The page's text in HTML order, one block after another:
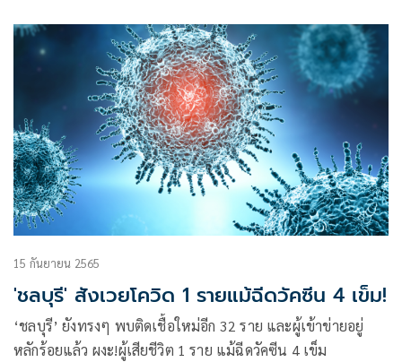
15 กันยายน 2565
'ชลบุรี' สังเวยโควิด 1 รายแม้ฉีดวัคซีน 4 เข็ม!
‘ชลบุรี’ ยังทรงๆ พบติดเชื้อใหม่อีก 32 ราย และผู้เข้าข่ายอยู่
หลักร้อยแล้ว ผงะ!ผู้เสียชีวิต 1 ราย แม้ฉีดวัคซีน 4 เข็ม